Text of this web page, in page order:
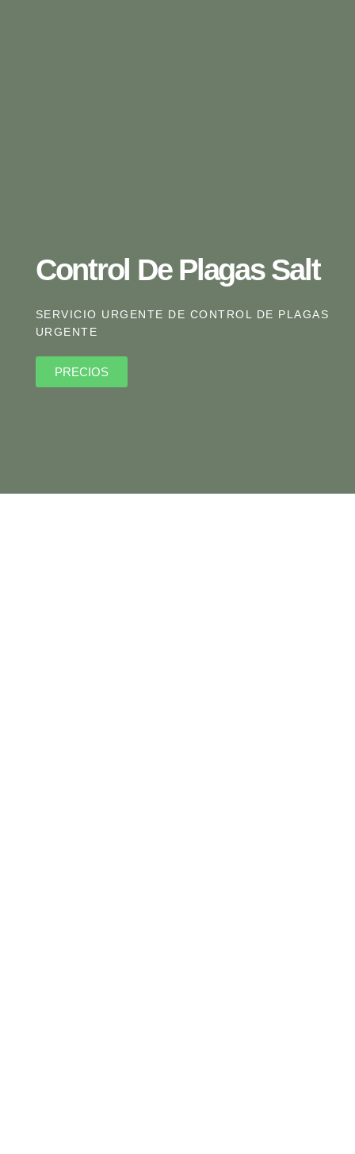
Control De Plagas Salt
SERVICIO URGENTE DE CONTROL DE PLAGAS
URGENTE
PRECIOS